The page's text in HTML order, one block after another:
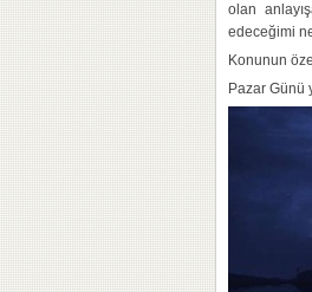
olan
edeceğimi
Konunun
Pazar Günü